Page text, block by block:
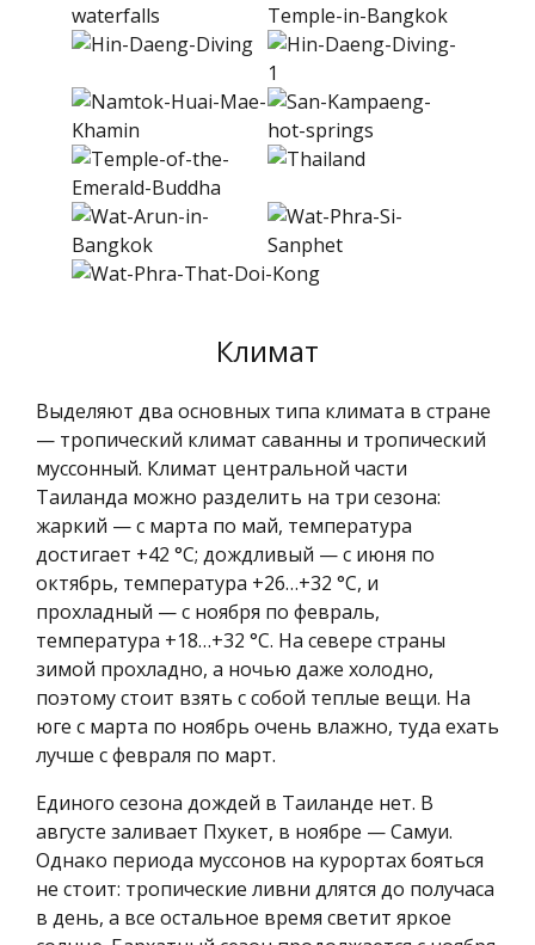
Климат
Выделяют два основных типа климата в стране
— тропический климат саванны и тропический
муссонный. Климат центральной части
Таиланда можно разделить на три сезона:
жаркий — с марта по май, температура
достигает +42 °C; дождливый — с июня по
октябрь, температура +26…+32 °C, и
прохладный — с ноября по февраль,
температура +18…+32 °C. На севере страны
зимой прохладно, а ночью даже холодно,
поэтому стоит взять с собой теплые вещи. На
юге с марта по ноябрь очень влажно, туда ехать
лучше с февраля по март.
Единого сезона дождей в Таиланде нет. В
августе заливает Пхукет, в ноябре — Самуи.
Однако периода муссонов на курортах бояться
не стоит: тропические ливни длятся до получаса
в день, а все остальное время светит яркое